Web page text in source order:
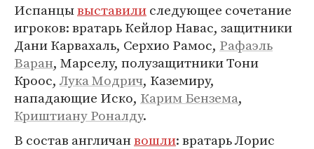
Испанцывыставилиследующее сочетание
игроков: вратарь Кейлор Навас, защитники
Дани Карвахаль, Серхио Рамос, Рафаэль
Варан, Марселу, полузащитники Тони
Кроос, Лука Модрич, Каземиру,
нападающие Иско, Карим Бензема,
Криштиану Роналду.
В состав англичанвошли: вратарь Лорис